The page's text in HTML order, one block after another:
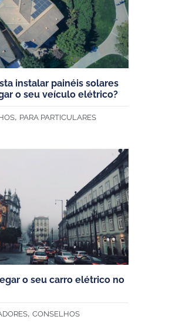
instalar painéis solares
o seu veículo elétrico?
, PARA PARTICULARES
o seu carro elétrico no
, CONSELHOS